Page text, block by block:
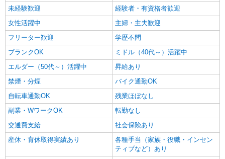
未経験歓迎
経験者・有資格者歓迎
女性活躍中
主婦・主夫歓迎
フリーター歓迎
学歴不問
ブランクOK
ミドル（40代～）活躍中
エルダー（50代～）活躍中
昇給あり
禁煙・分煙
バイク通勤OK
自転車通勤OK
残業ほぼなし
副業・WワークOK
転勤なし
交通費支給
社会保険あり
産休・育休取得実績あり
各種手当（家族・役職・インセン
ティブなど）あり